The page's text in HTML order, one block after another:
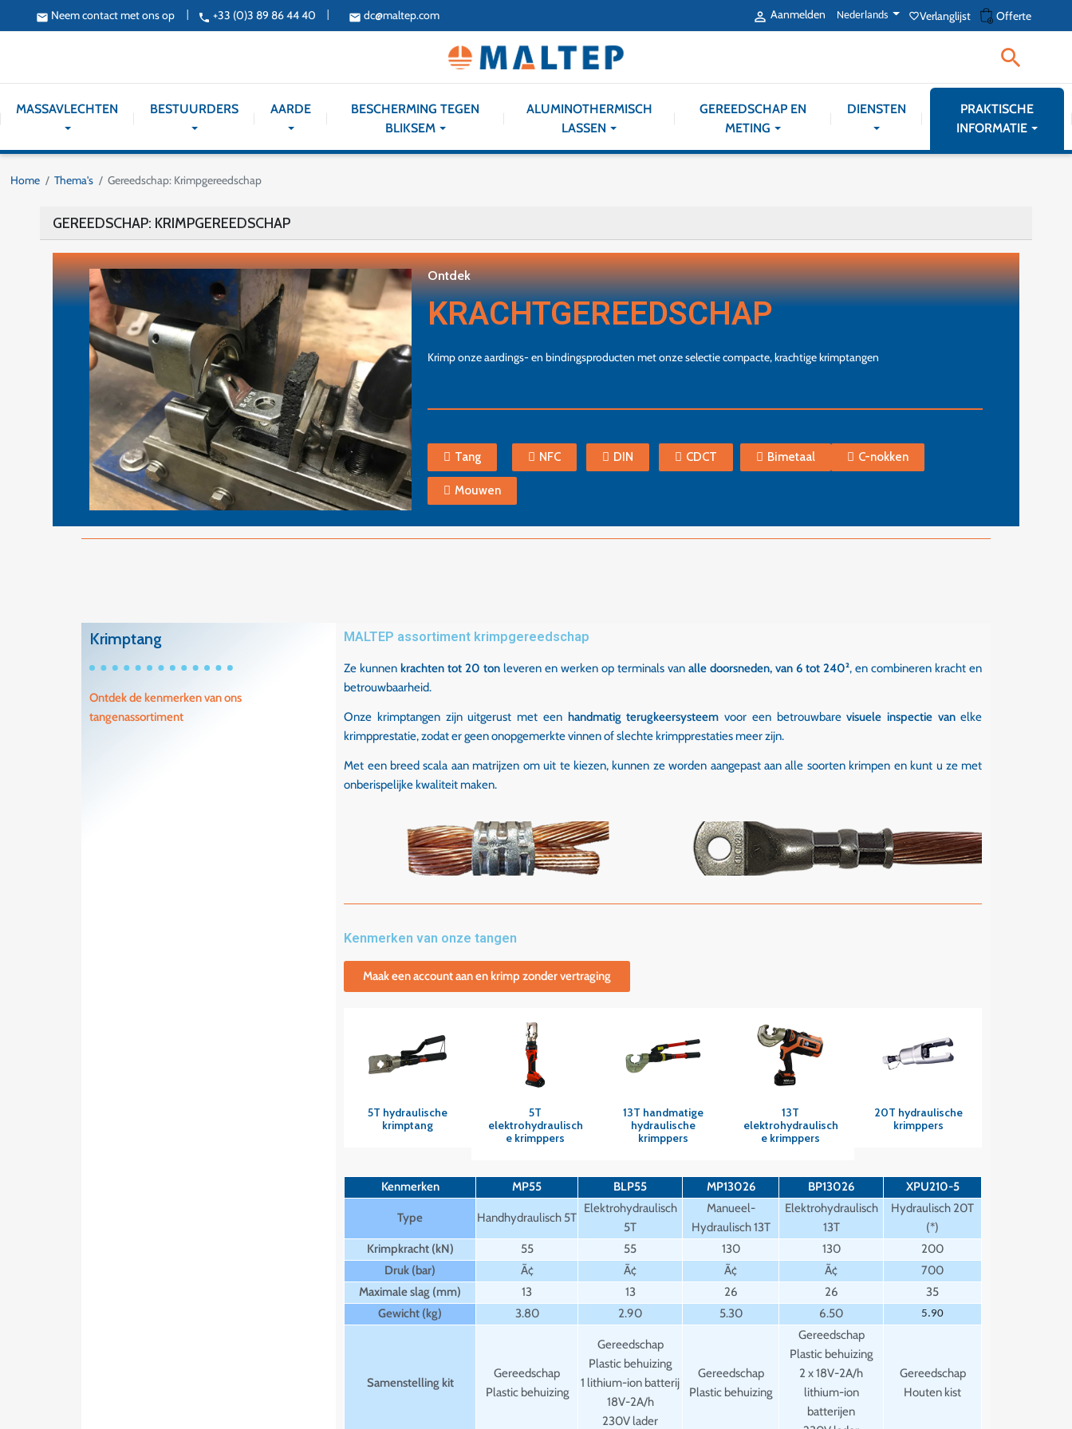
email Neem contact met ons op phone +33 (0)3 89 86 44 40 email dc@maltep.com  Aanmelden Nederlands favorite_borderVerlanglijst shopping_cart Offerte

MASSAVLECHTEN BESTUURDERS AARDE
BESCHERMING TEGEN
BLIKSEM
ALUMINOTHERMISCH
LASSEN
GEREEDSCHAP EN
METING
DIENSTEN
PRAKTISCHE
INFORMATIE
Home Thema's Gereedschap: Krimpgereedschap
GEREEDSCHAP: KRIMPGEREEDSCHAP
Ontdek
KRACHTGEREEDSCHAP
Krimp onze aardings- en bindingsproducten met onze selectie compacte, krachtige krimptangen
Tang NFC DIN CDCT Bimetaal C-nokken
Mouwen
Krimptang
Ontdek de kenmerken van ons
tangenassortiment
MALTEP assortiment krimpgereedschap
Ze kunnen krachten tot 20 ton leveren en werken op terminals vanalle doorsneden, van 6 tot 240², en combineren kracht en
betrouwbaarheid.
Onze krimptangen zijn uitgerust met een handmatig terugkeersysteem voor een betrouwbarevisuele inspectie vanelke
krimpprestatie, zodat er geen onopgemerkte vinnen of slechte krimpprestaties meer zijn.
Met een breed scala aan matrijzen om uit te kiezen, kunnen ze worden aangepast aan alle soorten krimpen en kunt u ze met
onberispelijke kwaliteit maken.
Kenmerken van onze tangen
Maak een account aan en krimp zonder vertraging
Snel overzicht
5T hydraulische
krimptang
Snel overzicht
5T
elektrohydraulisch
e krimppers
Snel overzicht
13T handmatige
hydraulische
krimppers
Snel overzicht
13T
elektrohydraulisch
e krimppers
Snel overzicht
20T hydraulische
krimppers
Kenmerken MP55 BLP55 MP13026 BP13026 XPU210-5
Type Handhydraulisch 5T
Elektrohydraulisch
5T
Manueel-
Hydraulisch 13T
Elektrohydraulisch
13T
Hydraulisch 20T
(*)
Krimpkracht (kN)
55 55 130 130
200
Druk (bar)
Ã¢ Ã¢ Ã¢ Ã¢
700
Maximale slag (mm)
13 13 26 26
35
Gewicht (kg)
3.80 2.90 5.30 6.50 5.90
Samenstelling kit
Gereedschap
Plastic behuizing
Gereedschap
Plastic behuizing
1 lithium-ion batterij
18V-2A/h
230V lader
Gereedschap
Plastic behuizing
Gereedschap
Plastic behuizing
2 x 18V-2A/h
lithium-ion
batterijen
Gereedschap
Houten kist